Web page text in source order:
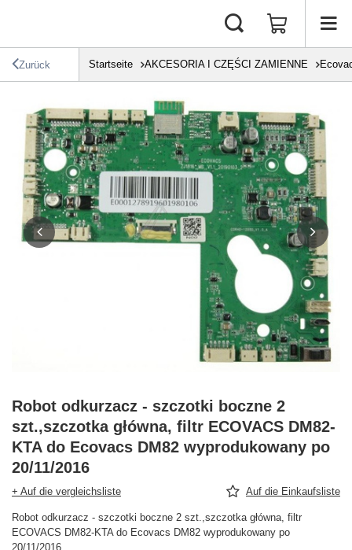
Zurück Startseite AKCESORIA I CZĘŚCI ZAMIENNE
Robot odkurzacz - szczotki boczne 2
szt.,szczotka główna, filtr ECOVACS DM82-
KTA do Ecovacs DM82 wyprodukowany po
20/11/2016
+ Auf die vergleichsliste Auf die Einkaufsliste
Robot odkurzacz - szczotki boczne 2 szt.,szczotka główna, filtr
ECOVACS DM82-KTA do Ecovacs DM82 wyprodukowany po
20/11/2016